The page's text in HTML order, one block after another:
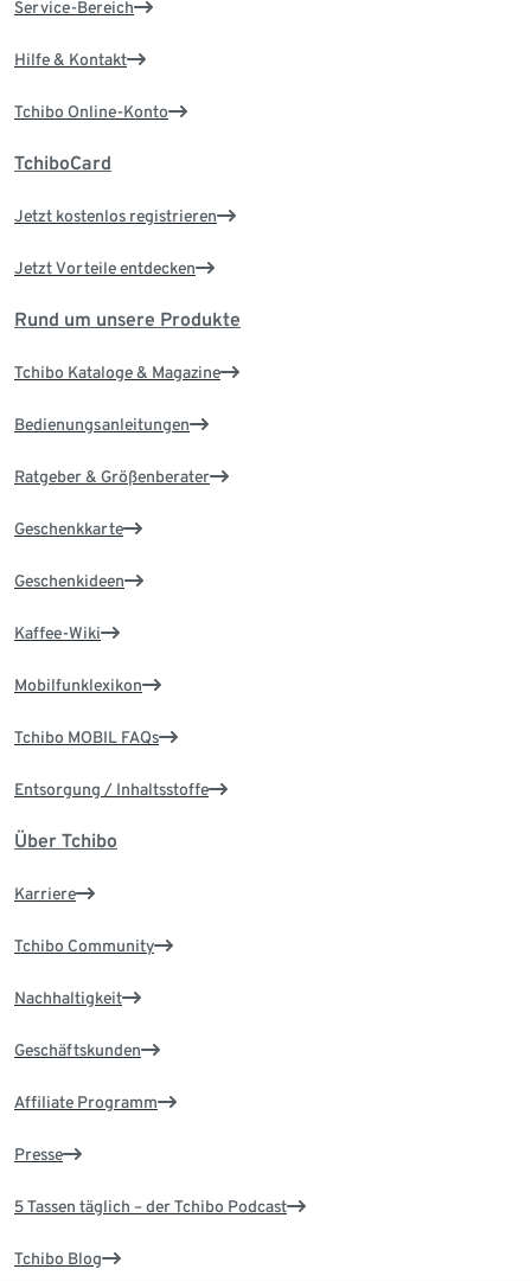
Service-Bereich
Hilfe & Kontakt
Tchibo Online-Konto
TchiboCard
Jetzt kostenlos registrieren
Jetzt Vorteile entdecken
Rund um unsere Produkte
Tchibo Kataloge & Magazine
Bedienungsanleitungen
Ratgeber & Größenberater
Geschenkkarte
Geschenkideen
Kaffee-Wiki
Mobilfunklexikon
Tchibo MOBIL FAQs
Entsorgung / Inhaltsstoffe
Über Tchibo
Karriere
Tchibo Community
Nachhaltigkeit
Geschäftskunden
Affiliate Programm
Presse
5 Tassen täglich – der Tchibo Podcast
Tchibo Blog